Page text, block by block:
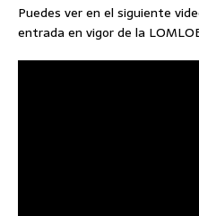
Puedes ver en el siguiente
entrada en vigor de la